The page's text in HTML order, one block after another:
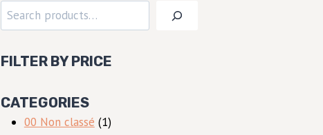
Rechercher
FILTER BY PRICE
CATEGORIES
00 Non classé 11